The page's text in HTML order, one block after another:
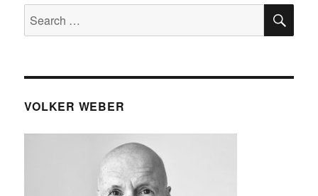
Search
for:
VOLKER WEBER